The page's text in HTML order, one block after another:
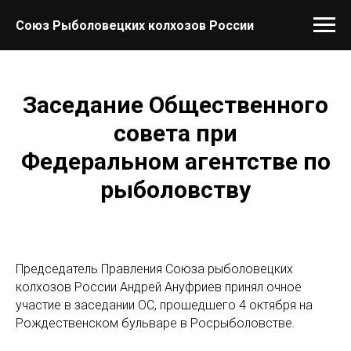
Союз Рыболовецких колхозов России
Заседание Общественного
совета при
Федеральном агентстве по
рыболовству
Председатель Правления Союза рыболовецких
колхозов России Андрей Ануфриев принял очное
участие в заседании ОС, прошедшего 4 октября на
Рождественском бульваре в Росрыболовстве.